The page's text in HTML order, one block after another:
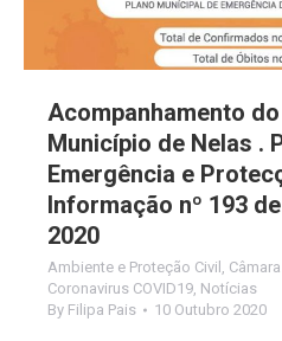
Acompanhamento
Município de Nelas .
Emergência e
Informação nº 193
2020
Ambiente e Proteção Civil ,
Coronavirus COVID19, Notícias
By Filipa Pais 10 Outubro 2020